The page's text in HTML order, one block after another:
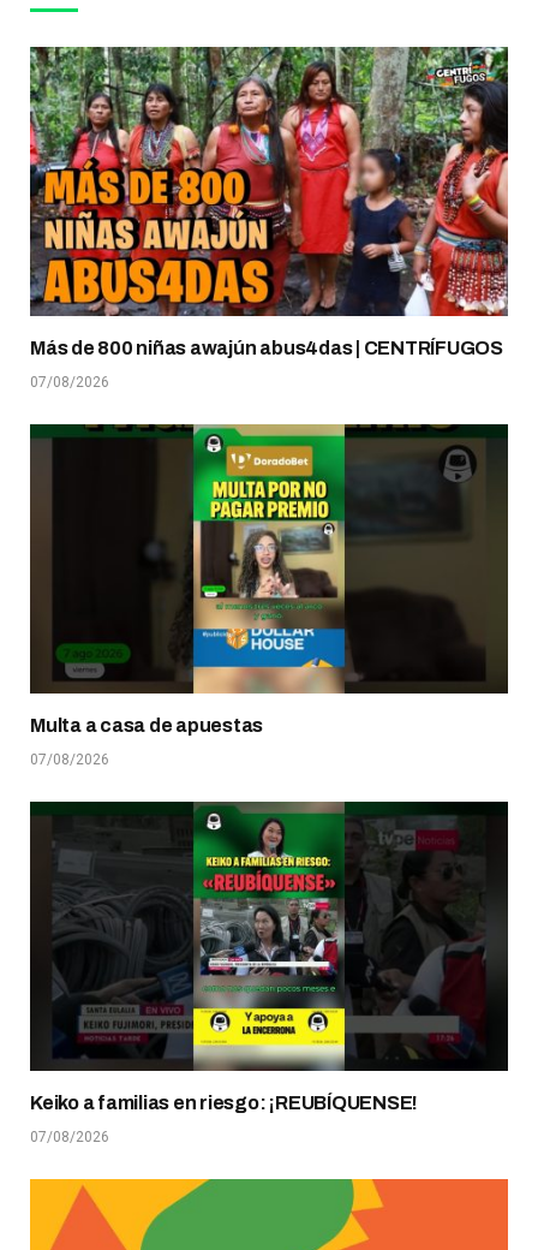
Más de 800 niñas awajún abus4das | CENTRÍFUGOS
07/08/2026
Multa a casa de apuestas
07/08/2026
Keiko a familias en riesgo: ¡REUBÍQUENSE!
07/08/2026